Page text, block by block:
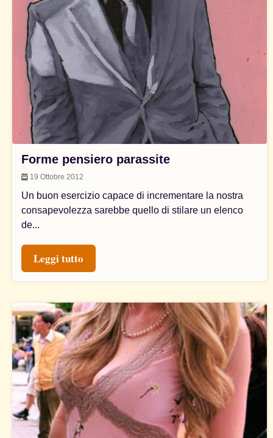
Forme pensiero parassite
19 Ottobre 2012
Un buon esercizio capace di incrementare la nostra
consapevolezza sarebbe quello di stilare un elenco
de...
Leggi tutto